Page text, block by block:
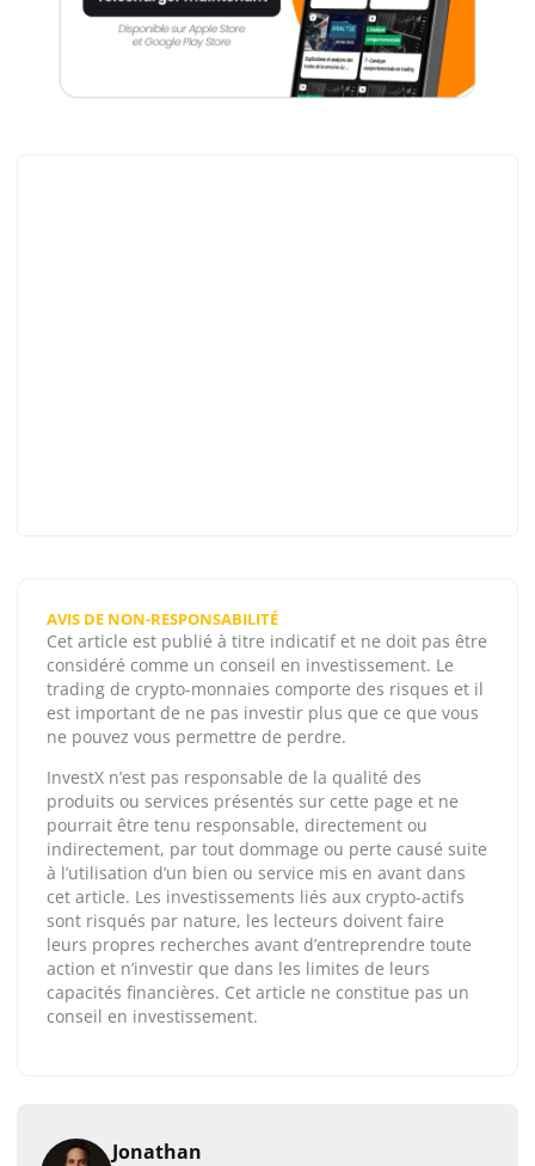
AVIS DE NON-RESPONSABILITÉ
Cet article est publié à titre indicatif et ne doit pas être
considéré comme un conseil en investissement. Le
trading de crypto-monnaies comporte des risques et il
est important de ne pas investir plus que ce que vous
ne pouvez vous permettre de perdre.
InvestX n’est pas responsable de la qualité des
produits ou services présentés sur cette page et ne
pourrait être tenu responsable, directement ou
indirectement, par tout dommage ou perte causé suite
à l’utilisation d’un bien ou service mis en avant dans
cet article. Les investissements liés aux crypto-actifs
sont risqués par nature, les lecteurs doivent faire
leurs propres recherches avant d’entreprendre toute
action et n’investir que dans les limites de leurs
capacités financières. Cet article ne constitue pas un
conseil en investissement.
Jonathan